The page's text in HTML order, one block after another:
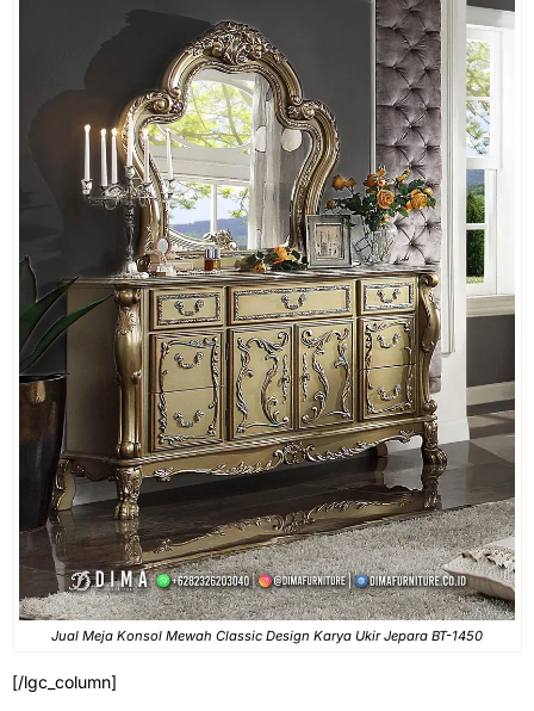
Jual Meja Konsol Mewah Classic Design Karya Ukir Jepara BT-1450
[/lgc_column]